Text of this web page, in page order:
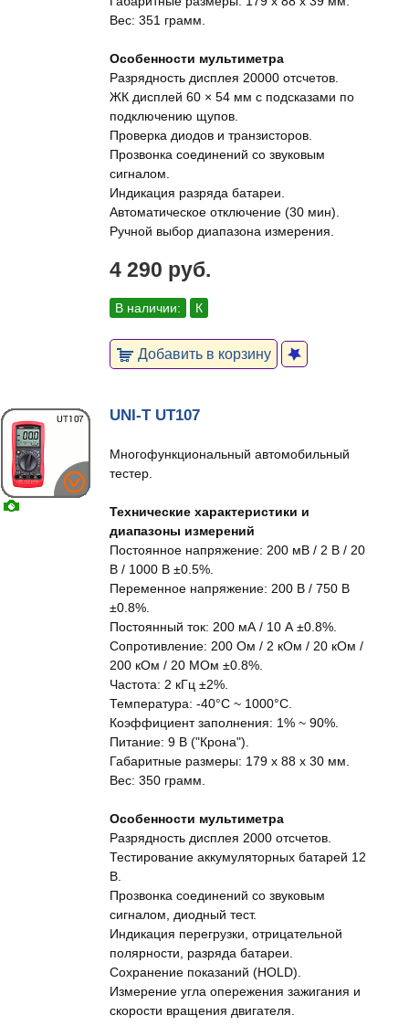
Вес: 351 грамм.
Особенности мультиметра
Разрядность дисплея 20000 отсчетов.
ЖК дисплей 60 × 54 мм с подсказами по
подключению щупов.
Проверка диодов и транзисторов.
Прозвонка соединений со звуковым
сигналом.
Индикация разряда батареи.
Автоматическое отключение (30 мин).
Ручной выбор диапазона измерения.
4 290 руб.
В наличии: К
Добавить в корзину
UNI-T UT107
Многофункциональный автомобильный
тестер.
Технические характеристики и
диапазоны измерений
Постоянное напряжение: 200 мВ / 2 В / 20
В / 1000 В ±0.5%.
Переменное напряжение: 200 В / 750 В
±0.8%.
Постоянный ток: 200 мА / 10 А ±0.8%.
Сопротивление: 200 Ом / 2 кОм / 20 кОм /
200 кОм / 20 МОм ±0.8%.
Частота: 2 кГц ±2%.
Температура: -40°С ~ 1000°С.
Коэффициент заполнения: 1% ~ 90%.
Питание: 9 В ("Крона").
Габаритные размеры: 179 x 88 x 30 мм.
Вес: 350 грамм.
Особенности мультиметра
Разрядность дисплея 2000 отсчетов.
Тестирование аккумуляторных батарей 12
В.
Прозвонка соединений со звуковым
сигналом, диодный тест.
Индикация перегрузки, отрицательной
полярности, разряда батареи.
Сохранение показаний (HOLD).
Измерение угла опережения зажигания и
скорости вращения двигателя.